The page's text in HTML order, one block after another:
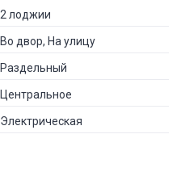
2 лоджии
Во двор, На улицу
Раздельный
Центральное
Электрическая